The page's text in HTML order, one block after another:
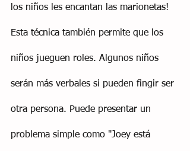
los niños les encantan las marionetas!
Esta técnica también permite que los
niños jueguen roles. Algunos niños
serán más verbales si pueden fingir ser
otra persona. Puede presentar un
problema simple como "Joey está